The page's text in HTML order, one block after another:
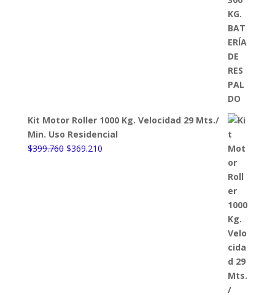
Kit Motor Roller 1000 Kg. Velocidad 29 Mts./
Min. Uso Residencial
$399.760 El
$369.210El